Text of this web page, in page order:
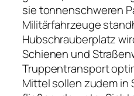
sie tonnenschweren
Militärfahrzeuge
Hubschrauberplatz
Schienen und
Truppentransport
Mittel sollen zudem in